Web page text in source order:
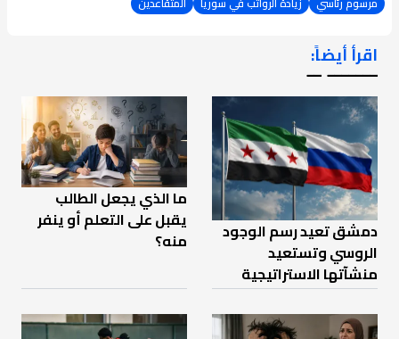
اقرأ أيضاً:
ـــــــ ــ
دمشق تعيد رسم الوجود
الروسي وتستعيد
منشآتها الاستراتيجية
ما الذي يجعل الطالب
يقبل على التعلم أو ينفر
منه؟